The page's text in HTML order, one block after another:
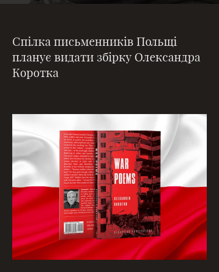
Спілка письменників Польщі
планує видати збірку Олександра
Коротка